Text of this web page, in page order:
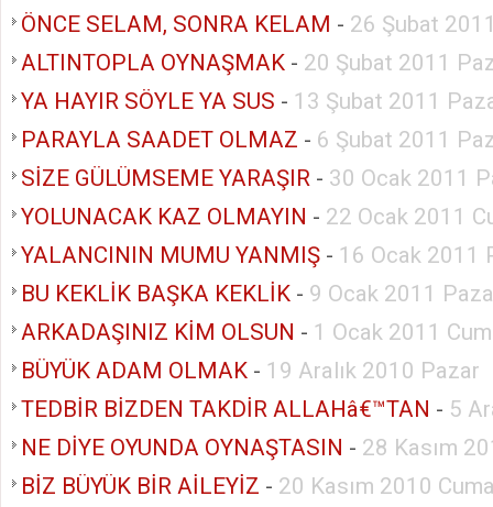
ÖNCE SELAM, SONRA KELAM - 26 Şubat
ALTINTOPLA OYNAŞMAK - 20 Şubat 2011
YA HAYIR SÖYLE YA SUS - 13 Şubat 2011
PARAYLA SAADET OLMAZ - 6 Şubat 2011
SİZE GÜLÜMSEME YARAŞIR - 30 Ocak 2011
YOLUNACAK KAZ OLMAYIN - 22 Ocak 2011
YALANCININ MUMU YANMIŞ - 16 Ocak 2011
BU KEKLİK BAŞKA KEKLİK - 9 Ocak 2011
ARKADAŞINIZ KİM OLSUN - 1 Ocak 2011
BÜYÜK ADAM OLMAK - 19 Aralık 2010 Pazar
TEDBİR BİZDEN TAKDİR ALLAHâ€™TAN - 5
NE DİYE OYUNDA OYNAŞTASIN - 28 Kasım
BİZ BÜYÜK BİR AİLEYİZ - 20 Kasım 2010